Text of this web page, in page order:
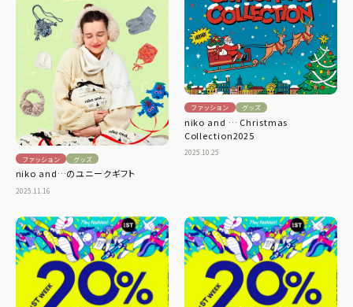
ファッション グッズ
niko and…のユニークギフト
2025.11.16
ファッション グッズ
niko and … Christmas
Collection2025
2025.10.25